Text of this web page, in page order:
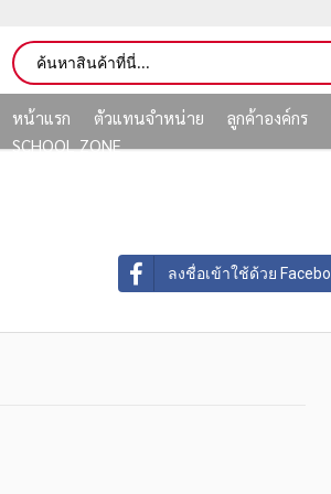
หน้าแรก ตัวแทนจำหน่าย ลูกค้าองค์กร
SCHOOL ZONE
ลงชื่อเข้าใช้ด้วย Facebook